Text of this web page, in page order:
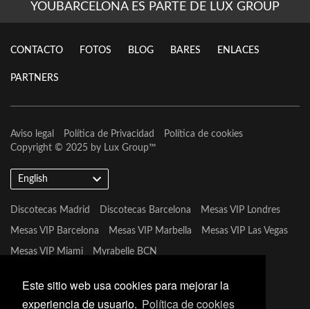
Este sitio web usa cookies para mejorar la
experiencia de usuario. Política de cookies
YOUBARCELONA ES PARTE DE LUX GROUP
CONTACTO FOTOS BLOG BARES ENLACES
PARTNERS
Aviso legal Política de Privacidad
Política de cookies
Copyright © 2025 by Lux Group™
English
Discotecas Madrid Discotecas Barcelona Mesas VIP Londres
Mesas VIP Barcelona Mesas VIP Marbella Mesas VIP Las Vegas
Mesas VIP Miami Myrabelle BCN